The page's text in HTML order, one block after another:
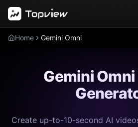
Home Gemini Omni
Gemini
Create up-to-10-second AI